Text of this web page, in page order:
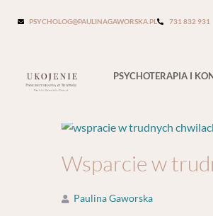
PSYCHOLOG@PAULINAGAWORSKA.PL 731 832 931
PSYCHOTERAPIA I
Tag:cytaty o
Wsparcie w
Paulina Gaworska